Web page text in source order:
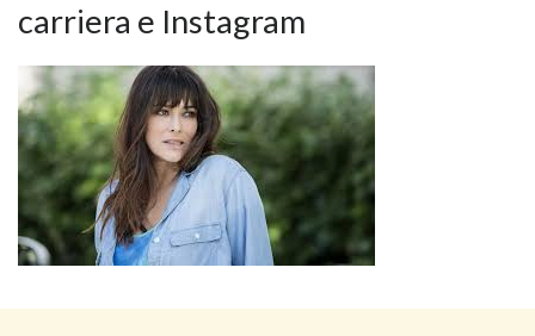
carriera e Instagram